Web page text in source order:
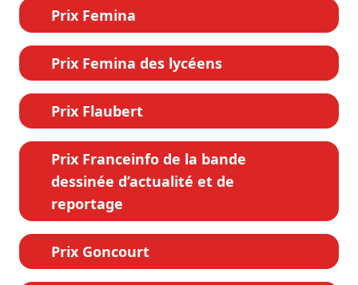
Prix Femina
Prix Femina des lycéens
Prix Flaubert
Prix Franceinfo de la bande
dessinée d’actualité et de
reportage
Prix Goncourt